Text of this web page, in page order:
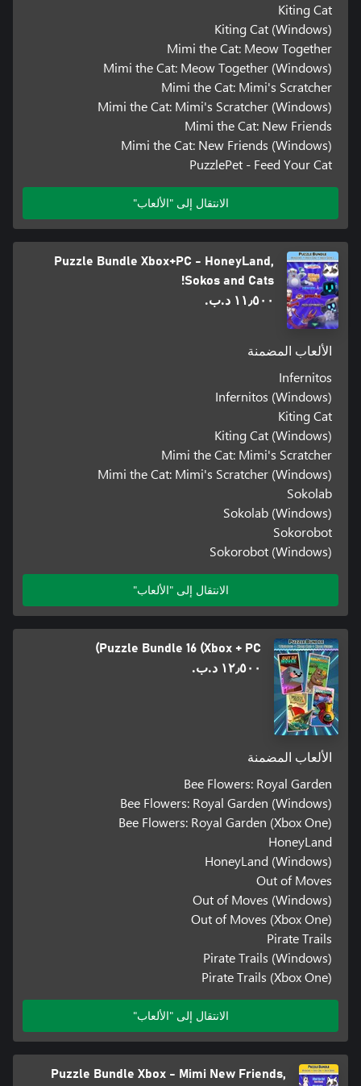
Kiting Cat
Kiting Cat (Windows)
Mimi the Cat: Meow Together
Mimi the Cat: Meow Together (Windows)
Mimi the Cat: Mimi's Scratcher
Mimi the Cat: Mimi's Scratcher (Windows)
Mimi the Cat: New Friends
Mimi the Cat: New Friends (Windows)
PuzzlePet - Feed Your Cat
الانتقال إلى "الألعاب"
Puzzle Bundle Xbox+PC - HoneyLand,
Sokos and Cats!
١١٫٥٠٠ د.ب.‏
الألعاب المضمنة
Infernitos
Infernitos (Windows)
Kiting Cat
Kiting Cat (Windows)
Mimi the Cat: Mimi's Scratcher
Mimi the Cat: Mimi's Scratcher (Windows)
Sokolab
Sokolab (Windows)
Sokorobot
Sokorobot (Windows)
الانتقال إلى "الألعاب"
Puzzle Bundle 16 (Xbox + PC)
١٢٫٥٠٠ د.ب.‏
الألعاب المضمنة
Bee Flowers: Royal Garden
Bee Flowers: Royal Garden (Windows)
Bee Flowers: Royal Garden (Xbox One)
HoneyLand
HoneyLand (Windows)
Out of Moves
Out of Moves (Windows)
Out of Moves (Xbox One)
Pirate Trails
Pirate Trails (Windows)
Pirate Trails (Xbox One)
الانتقال إلى "الألعاب"
Puzzle Bundle Xbox - Mimi New Friends,